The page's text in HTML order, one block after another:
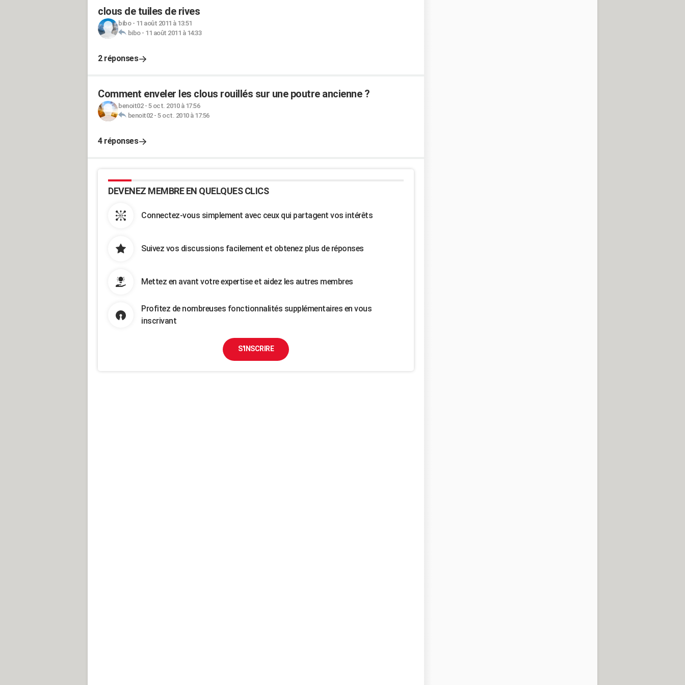
clous de tuiles de rives
bibo- 11 août 2011 à 13:51
bibo- 11 août 2011 à 14:33
2 réponses
Comment enveler les clous rouillés sur une poutre ancienne ?
benoit02- 5 oct. 2010 à 17:56
benoit02- 5 oct. 2010 à 17:56
4 réponses
DEVENEZ MEMBRE EN QUELQUES CLICS
Connectez-vous simplement avec ceux qui partagent vos intérêts
Suivez vos discussions facilement et obtenez plus de réponses
Mettez en avant votre expertise et aidez les autres membres
Profitez de nombreuses fonctionnalités supplémentaires en vous
inscrivant
S'INSCRIRE